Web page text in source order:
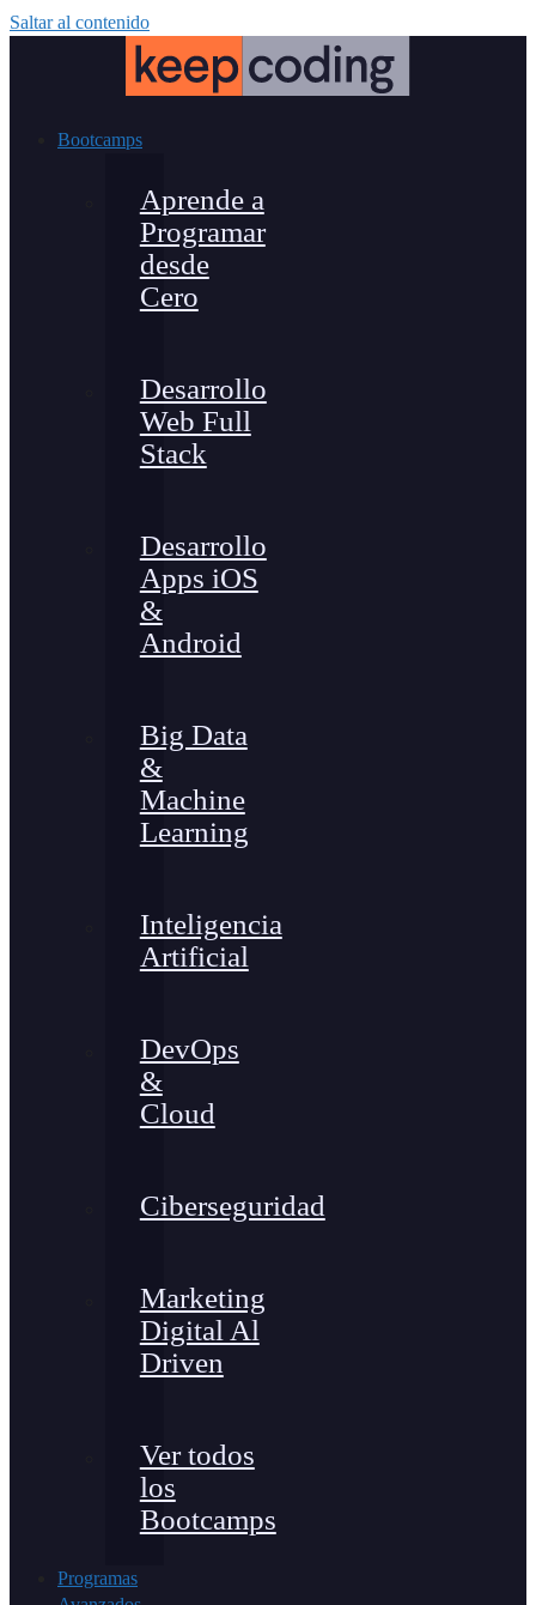
Saltar al contenido
Bootcamps
Aprende a
Programar
desde
Cero
Desarrollo
Web Full
Stack
Desarrollo
Apps iOS
&
Android
Big Data
&
Machine
Learning
Inteligencia
Artificial
DevOps
&
Cloud
Ciberseguridad
Marketing
Digital Al
Driven
Ver todos
los
Bootcamps
Programas